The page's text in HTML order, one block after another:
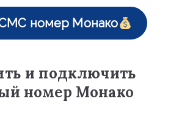
номер Монако
и подключить
номер Монако